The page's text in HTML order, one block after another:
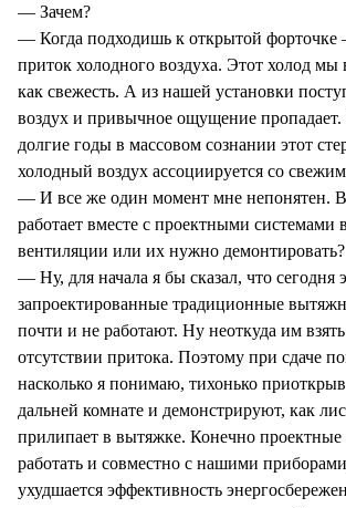
— Зачем?
— Когда подходишь к открытой
приток холодного воздуха. Этот холод
как свежесть. А из нашей установки
воздух и привычное ощущение пропадает.
долгие годы в массовом сознании этот
холодный воздух ассоциируется со
— И все же один момент мне непонятен.
работает вместе с проектными системами
вентиляции или их нужно демонтировать?
— Ну, для начала я бы сказал, что сегодня
запроектированные традиционные
почти и не работают. Ну неоткуда им
отсутствии притока. Поэтому при сдаче
насколько я понимаю, тихонько
дальней комнате и демонстрируют, как
прилипает в вытяжке. Конечно
работать и совместно с нашими
ухудшается эффективность